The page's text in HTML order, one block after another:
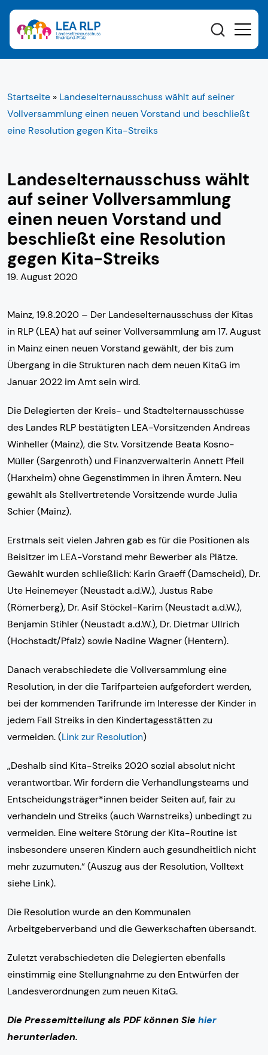
Startseite » Landeselternausschuss wählt auf seiner
Vollversammlung einen neuen Vorstand und beschließt
eine Resolution gegen Kita-Streiks
Landeselternausschuss wählt
auf seiner Vollversammlung
einen neuen Vorstand und
beschließt eine Resolution
gegen Kita-Streiks
19. August 2020
Mainz, 19.8.2020 – Der Landeselternausschuss der Kitas
in RLP (LEA) hat auf seiner Vollversammlung am 17. August
in Mainz einen neuen Vorstand gewählt, der bis zum
Übergang in die Strukturen nach dem neuen KitaG im
Januar 2022 im Amt sein wird.
Die Delegierten der Kreis- und Stadtelternausschüsse
des Landes RLP bestätigten LEA-Vorsitzenden Andreas
Winheller (Mainz), die Stv. Vorsitzende Beata Kosno-
Müller (Sargenroth) und Finanzverwalterin Annett Pfeil
(Harxheim) ohne Gegenstimmen in ihren Ämtern. Neu
gewählt als Stellvertretende Vorsitzende wurde Julia
Schier (Mainz).
Erstmals seit vielen Jahren gab es für die Positionen als
Beisitzer im LEA-Vorstand mehr Bewerber als Plätze.
Gewählt wurden schließlich: Karin Graeff (Damscheid), Dr.
Ute Heinemeyer (Neustadt a.d.W.), Justus Rabe
(Römerberg), Dr. Asif Stöckel-Karim (Neustadt a.d.W.),
Benjamin Stihler (Neustadt a.d.W.), Dr. Dietmar Ullrich
(Hochstadt/Pfalz) sowie Nadine Wagner (Hentern).
Danach verabschiedete die Vollversammlung eine
Resolution, in der die Tarifparteien aufgefordert werden,
bei der kommenden Tarifrunde im Interesse der Kinder in
jedem Fall Streiks in den Kindertagesstätten zu
vermeiden. (Link zur Resolution)
„Deshalb sind Kita-Streiks 2020 sozial absolut nicht
verantwortbar. Wir fordern die Verhandlungsteams und
Entscheidungsträger*innen beider Seiten auf, fair zu
verhandeln und Streiks (auch Warnstreiks) unbedingt zu
vermeiden. Eine weitere Störung der Kita-Routine ist
insbesondere unseren Kindern auch gesundheitlich nicht
mehr zuzumuten.“ (Auszug aus der Resolution, Volltext
siehe Link).
Die Resolution wurde an den Kommunalen
Arbeitgeberverband und die Gewerkschaften übersandt.
Zuletzt verabschiedeten die Delegierten ebenfalls
einstimmig eine Stellungnahme zu den Entwürfen der
Landesverordnungen zum neuen KitaG.
Die Pressemitteilung als PDF können Sie hier
herunterladen.